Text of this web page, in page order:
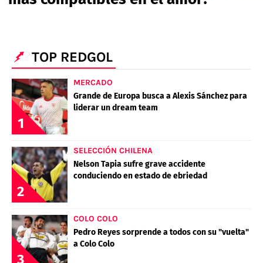
PALESTINO
CAMPEONATO NACIONAL
PRONÓSTICOS
APUESTA DEL DÍA
COPA SUDAMERICANA
PREMIER LEAGUE
CHAMPIONS LEAGUE
EUROPA LEAGUE
SERIE A
LA LIGA
CHILENOS POR EL MUNDO
ALEXIS SANCHEZ
DARIO OSORIO
DAMIAN PIZARRO
MERCADO DE FICHAJES
TENIS
ELIMINATORIAS CONMEBOL
FEMENINO
QUIENES SOMOS
STAFF
TÉRMINOS Y CONDICIONES
AGENDA
COLO COLO
TOP REDGOL
1
MERCADO
Grande de Europa busca a Alexis Sánchez para
liderar un dream team
2
SELECCIÓN CHILENA
Nelson Tapia sufre grave accidente
conduciendo en estado de ebriedad
COLO COLO
Pedro Reyes sorprende a todos con su "vuelta"
a Colo Colo